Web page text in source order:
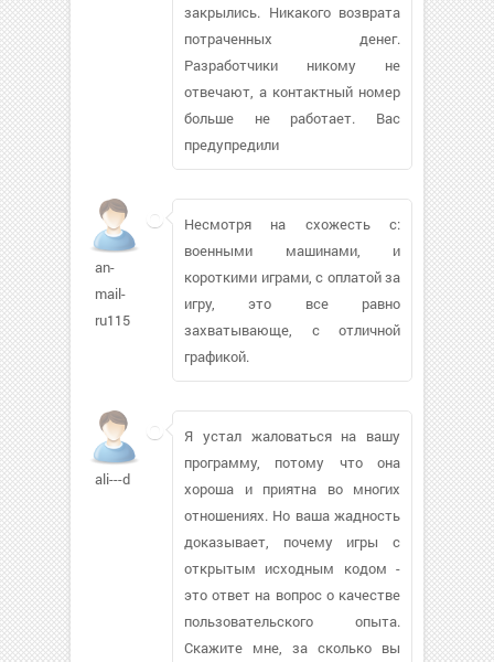
закрылись. Никакого возврата
потраченных денег.
Разработчики никому не
отвечают, а контактный номер
больше не работает. Вас
предупредили
an-
mail-
ru115
Несмотря на схожесть с:
военными машинами, и
короткими играми, с оплатой за
игру, это все равно
захватывающе, с отличной
графикой.
ali---d
Я устал жаловаться на вашу
программу, потому что она
хороша и приятна во многих
отношениях. Но ваша жадность
доказывает, почему игры с
открытым исходным кодом -
это ответ на вопрос о качестве
пользовательского опыта.
Скажите мне, за сколько вы